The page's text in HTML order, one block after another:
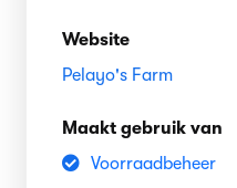
Website
Pelayo's Farm
Maakt gebruik van
Voorraadbeheer